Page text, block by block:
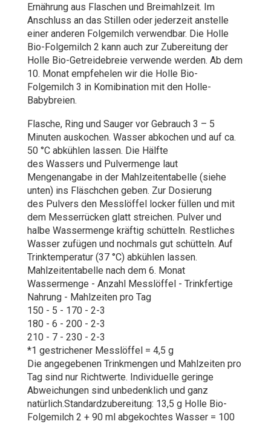
Ernährung aus Flaschen und Breimahlzeit. Im
Anschluss an das Stillen oder jederzeit anstelle
einer anderen Folgemilch verwendbar. Die Holle
Bio-Folgemilch 2 kann auch zur Zubereitung der
Holle Bio-Getreidebreie verwende werden. Ab dem
10. Monat empfehelen wir die Holle Bio-
Folgemilch 3 in Komibination mit den Holle-
Babybreien.
Flasche, Ring und Sauger vor Gebrauch 3 – 5
Minuten auskochen. Wasser abkochen und auf ca.
50 °C abkühlen lassen. Die Hälfte
des Wassers und Pulvermenge laut
Mengenangabe in der Mahlzeitentabelle (siehe
unten) ins Fläschchen geben. Zur Dosierung
des Pulvers den Messlöffel locker füllen und mit
dem Messerrücken glatt streichen. Pulver und
halbe Wassermenge kräftig schütteln. Restliches
Wasser zufügen und nochmals gut schütteln. Auf
Trinktemperatur (37 °C) abkühlen lassen.
Mahlzeitentabelle nach dem 6. Monat
Wassermenge - Anzahl Messlöffel - Trinkfertige
Nahrung - Mahlzeiten pro Tag
150 - 5 - 170 - 2-3
180 - 6 - 200 - 2-3
210 - 7 - 230 - 2-3
*1 gestrichener Messlöffel = 4,5 g
Die angegebenen Trinkmengen und Mahlzeiten pro
Tag sind nur Richtwerte. Individuelle geringe
Abweichungen sind unbedenklich und ganz
natürlich.Standardzubereitung: 13,5 g Holle Bio-
Folgemilch 2 + 90 ml abgekochtes Wasser = 100